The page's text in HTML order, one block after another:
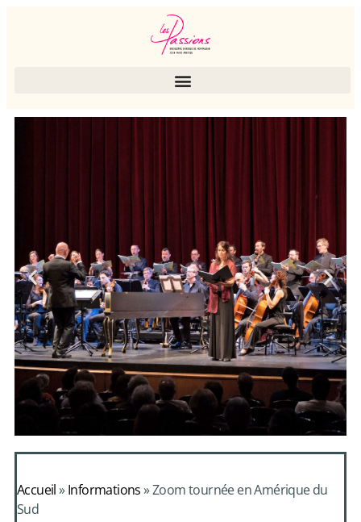
Alcimadure de
Accueil»Informations»Zoom tournée en Amérique du
Sud